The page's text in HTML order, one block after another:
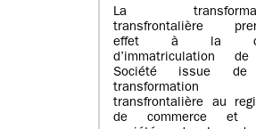
La
transfrontalière
effet à la
d’immatriculation
Société issue
transformation
transfrontalière au
de commerce et